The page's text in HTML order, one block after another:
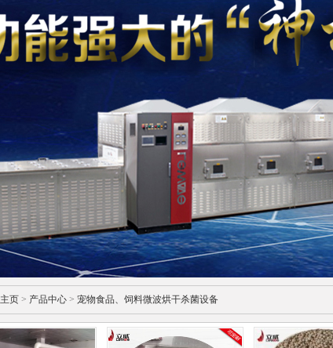
主页 > 产品中心 > 宠物食品、饲料微波烘干杀菌设备